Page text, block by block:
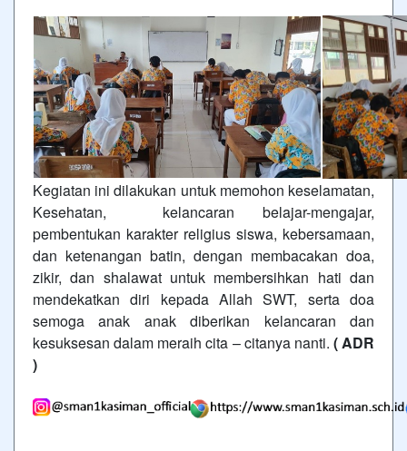
Kegiatan ini dilakukan untuk memohon keselamatan,
Kesehatan, kelancaran belajar-mengajar,
pembentukan karakter religius siswa, kebersamaan,
dan ketenangan batin, dengan membacakan doa,
zikir, dan shalawat untuk membersihkan hati dan
mendekatkan diri kepada Allah SWT, serta doa
semoga anak anak diberikan kelancaran dan
kesuksesan dalam meraih cita – citanya nanti. ( ADR
)